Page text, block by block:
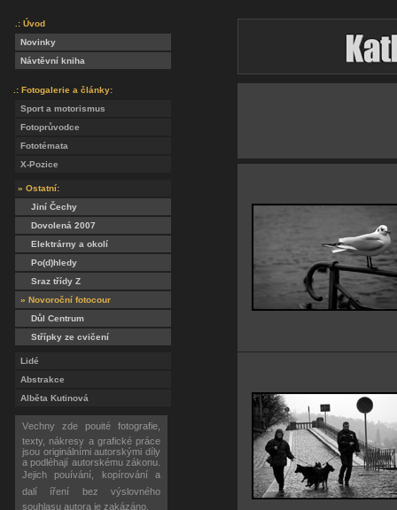
.: Úvod
Novinky
Návtěvní kniha
.: Fotogalerie a články:
Sport a motorismus
Fotoprůvodce
Fototémata
X-Pozice
» Ostatní:
Jiní Čechy
Dovolená 2007
Elektrárny a okolí
Po(d)hledy
Sraz třídy Z
» Novoroční fotocour
Důl Centrum
Střípky ze cvičení
Lidé
Abstrakce
Alběta Kutinová
Vechny zde pouité fotografie,
texty, nákresy a grafické práce
jsou originálními autorskými díly
a podléhají autorskému zákonu.
Jejich pouívání, kopírování a
dalí íření bez výslovného
souhlasu autora je zakázáno.